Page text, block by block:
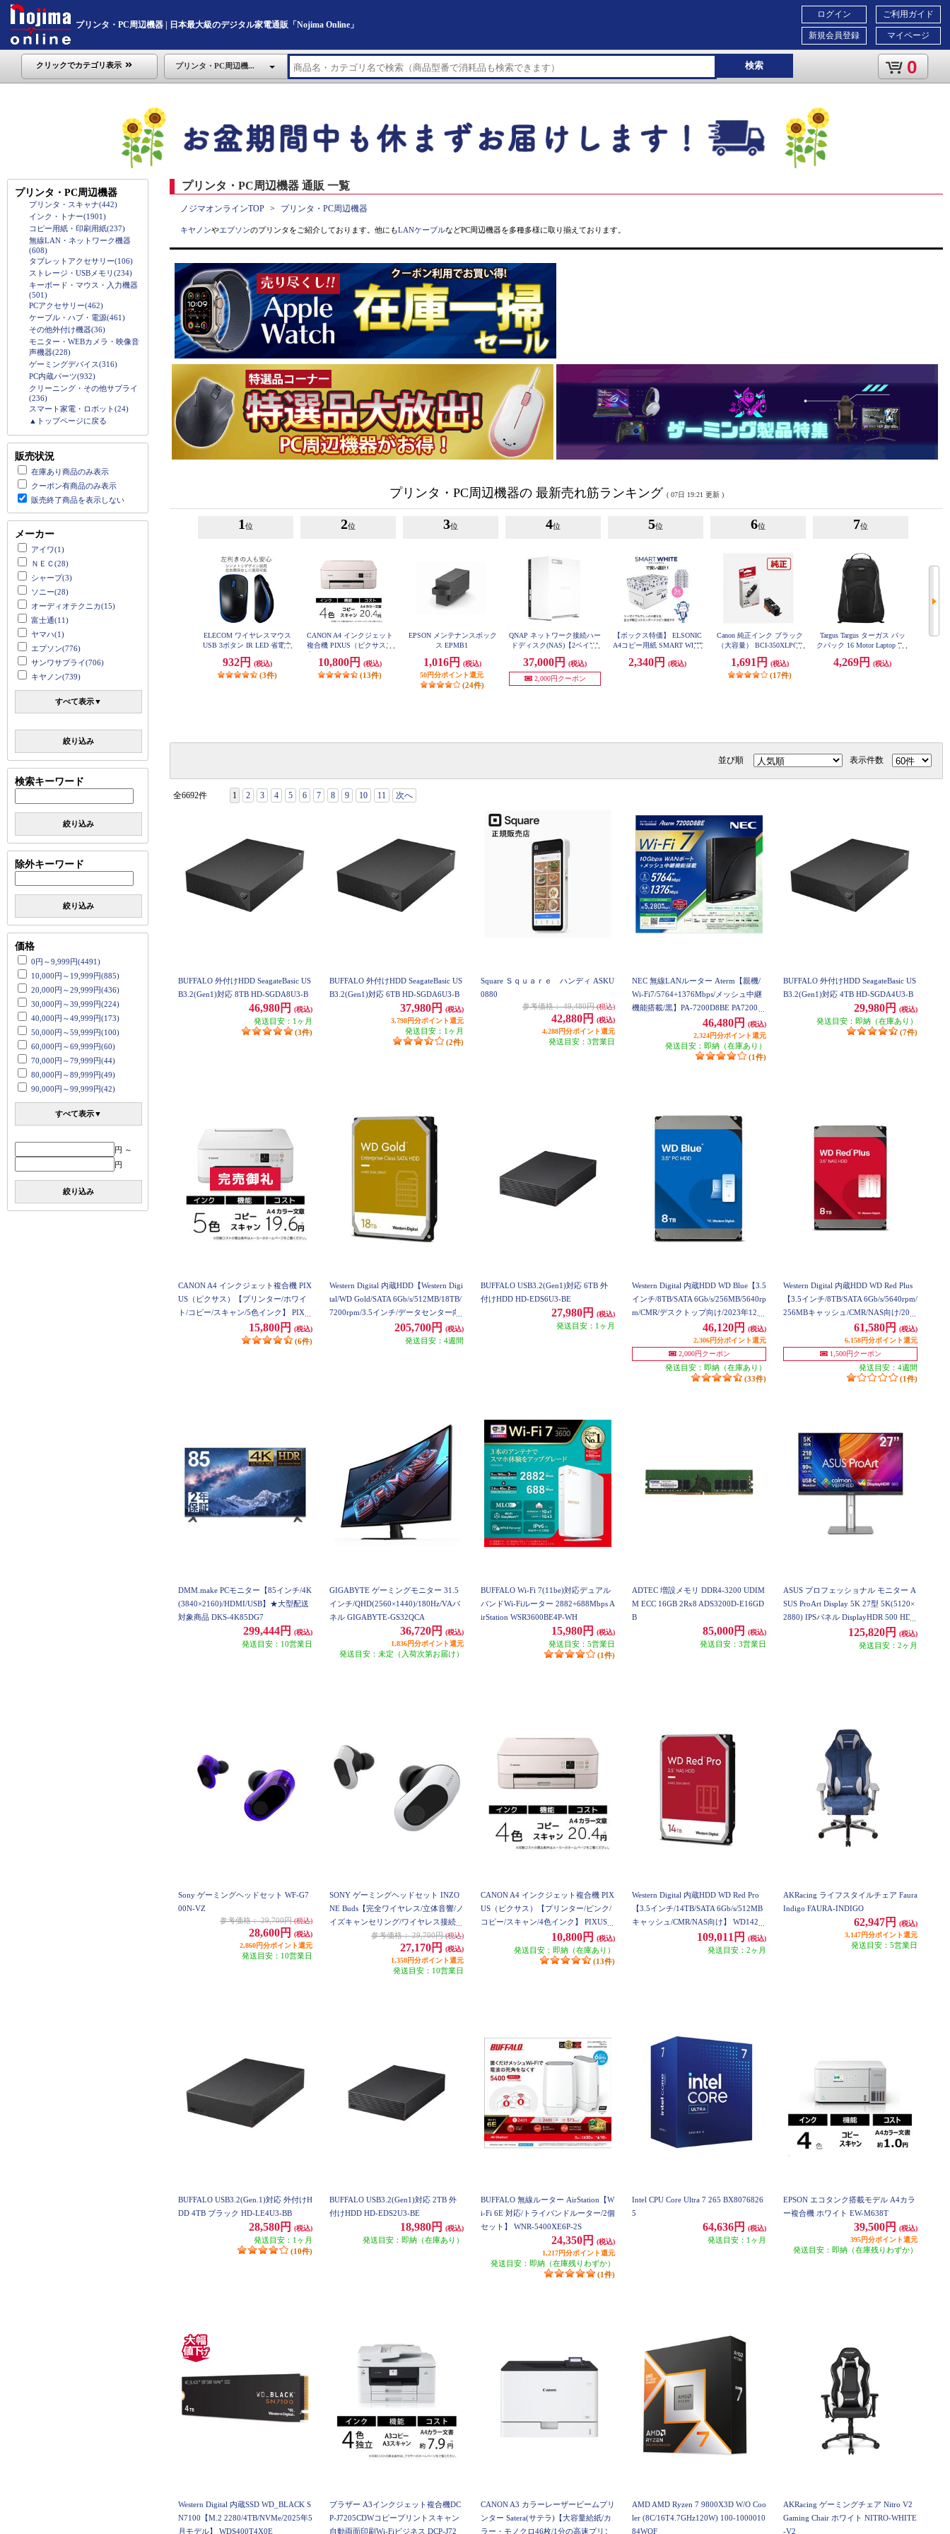
プリンタ・PC周辺機器 | 日本最大級のデジタル家電通販「Nojima Online」
ご利用ガイド
マイページ
ログイン
新規会員登録
クリックでカテゴリ表示 プリンタ・PC周辺機... 検索 0
プリンタ・PC周辺機器
プリンタ・スキャナ(442)
インク・トナー(1901)
コピー用紙・印刷用紙(237)
無線LAN・ネットワーク機器
(608)
タブレットアクセサリー(106)
ストレージ・USBメモリ(234)
キーボード・マウス・入力機器
(501)
PCアクセサリー(462)
ケーブル・ハブ・電源(461)
その他外付け機器(36)
モニター・WEBカメラ・映像音
声機器(228)
ゲーミングデバイス(316)
PC内蔵パーツ(932)
クリーニング・その他サプライ
(236)
スマート家電・ロボット(24)
▲トップページに戻る
販売状況
在庫あり商品のみ表示
クーポン有商品のみ表示
販売終了商品を表示しない
メーカー
アイワ(1)
ＮＥＣ(28)
シャープ(3)
ソニー(28)
オーディオテクニカ(15)
富士通(11)
ヤマハ(1)
エプソン(776)
サンワサプライ(706)
キヤノン(739)
すべて表示▼
絞り込み
検索キーワード
絞り込み
除外キーワード
絞り込み
価格
0円～9,999円(4491)
10,000円～19,999円(885)
20,000円～29,999円(436)
30,000円～39,999円(224)
40,000円～49,999円(173)
50,000円～59,999円(100)
60,000円～69,999円(60)
70,000円～79,999円(44)
80,000円～89,999円(49)
90,000円～99,999円(42)
すべて表示▼
円 ～
円
絞り込み
プリンタ・PC周辺機器 通販 一覧
ノジマオンラインTOP プリンタ・PC周辺機器
キヤノンやエプソンのプリンタをご紹介しております。他にもLANケーブルなどPC周辺機器を多種多様に取り揃えております。
プリンタ・PC周辺機器の 最新売れ筋ランキング ( 07日 19:21 更新 )
1 位
ELECOM ワイヤレスマウス
USB 3ボタン IR LED 省電力
ブルー M-IR07DRBU
932円 (税込)
(3件)
2位
CANON A4 インクジェット
複合機 PIXUS（ピクサス）
スキャン/4色インク】 PIXUS
TS5430PK
10,800円 (税込)
(13件)
3位
EPSON メンテナンスボック
ス EPMB1
1,016円
(税込)
50円分ポイント還元
(24件)
4位
QNAP ネットワーク接続ハー
ドディスク(NAS)【2ベイNA
ン】 TS-233
37,000円
(税込)
2,000円クーポン
5位
【ボックス特価】 ELSONIC
A4コピー用紙 SMART WHIT
14A4-5-ESET
2,340円 (税込)
6位
Canon 純正インク ブラック
（大容量） BCI-350XLPGB
1,691円 (税込)
(17件)
7位
Targus Targus ターガス バッ
クパック 16 Motor Laptop Bac
4,269円 (税込)
ASUS
並び順 表示件数
全6692件 1 2 3 4 5 6 7 8 9 10 11 次へ
BUFFALO 外付けHDD SeagateBasic US
B3.2(Gen1)対応 8TB HD-SGDA8U3-B
46,980円 (税込)
発送目安：1ヶ月
(3件)
BUFFALO 外付けHDD SeagateBasic US
B3.2(Gen1)対応 6TB HD-SGDA6U3-B
37,980円
(税込)
3,798円分ポイント還元
発送目安：1ヶ月
(2件)
Square Ｓｑｕａｒｅ ハンディ ASKU
0880
参考価格： 49,480円(税込)
42,880円
(税込)
4,288円分ポイント還元
発送目安：3営業日
NEC 無線LANルーター Aterm【親機/
Wi-Fi7/5764+1376Mbps/メッシュ中継
機能搭載/黒】PA-7200D8BE PA7200D
46,480円
(税込)
2,324円分ポイント還元
発送目安：即納（在庫あり）
(1件)
BUFFALO 外付けHDD SeagateBasic US
B3.2(Gen1)対応 4TB HD-SGDA4U3-B
29,980円 (税込)
発送目安：即納（在庫あり）
(7件)
CANON A4 インクジェット複合機 PIX
US（ピクサス）【プリンター/ホワイ
ト/コピー/スキャン/5色インク】 PIXU
15,800円 (税込)
(6件)
Western Digital 内蔵HDD【Western Digi
tal/WD Gold/SATA 6Gb/s/512MB/18TB/
7200rpm/3.5インチ/データセンター向
205,700円 (税込)
発送目安：4週間
BUFFALO USB3.2(Gen1)対応 6TB 外
付けHDD HD-EDS6U3-BE
27,980円 (税込)
発送目安：1ヶ月
Western Digital 内蔵HDD WD Blue【3.5
インチ/8TB/SATA 6Gb/s/256MB/5640rp
m/CMR/デスクトップ向け/2023年12月
モデル】 WD80EAAZ46,120円
(税込)
2,306円分ポイント還元
2,000円クーポン
発送目安：即納（在庫あり）
(33件)
Western Digital 内蔵HDD WD Red Plus
【3.5インチ/8TB/SATA 6Gb/s/5640rpm/
256MBキャッシュ/CMR/NAS向け/202
3年12月モデル】 WD80EFPX
61,580円
(税込)
6,158円分ポイント還元
1,500円クーポン
発送目安：4週間
(1件)
DMM.make PCモニター【85インチ/4K
(3840×2160)/HDMI/USB】★大型配送
対象商品 DKS-4K85DG7
299,444円 (税込)
発送目安：10営業日
GIGABYTE ゲーミングモニター 31.5
インチ/QHD(2560×1440)/180Hz/VAパ
ネル GIGABYTE-GS32QCA
36,720円
(税込)
1,836円分ポイント還元
発送目安：未定（入荷次第お届け）
BUFFALO Wi-Fi 7(11be)対応デュアル
バンドWi-Fiルーター 2882+688Mbps A
irStation WSR3600BE4P-WH
15,980円 (税込)
発送目安：5営業日
(1件)
ADTEC 増設メモリ DDR4-3200 UDIM
M ECC 16GB 2Rx8 ADS3200D-E16GD
B
85,000円 (税込)
発送目安：3営業日
ASUS プロフェッショナル モニター A
SUS ProArt Display 5K 27型 5K(5120×
2880) IPSパネル DisplayHDR 500 HD
MI×1 DP×1 USB-C×1 国内正規品 3年
125,820円 (税込)
発送目安：2ヶ月
Sony ゲーミングヘッドセット WF-G7
00N-VZ
参考価格： 29,700円(税込)
28,600円
(税込)
2,860円分ポイント還元
発送目安：10営業日
SONY ゲーミングヘッドセット INZO
NE Buds【完全ワイヤレス/立体音響/ノ
イズキャンセリング/ワイヤレス接続/
低遅延2.4Ghz/急速充電対応/ホワイ
参考価格： 29,700円(税込)
27,170円
(税込)
1,358円分ポイント還元
発送目安：10営業日
CANON A4 インクジェット複合機 PIX
US（ピクサス）【プリンター/ピンク/
コピー/スキャン/4色インク】 PIXUST
10,800円 (税込)
発送目安：即納（在庫あり）
(13件)
Western Digital 内蔵HDD WD Red Pro
【3.5インチ/14TB/SATA 6Gb/s/512MB
キャッシュ/CMR/NAS向け】 WD142K
109,011円 (税込)
発送目安：2ヶ月
AKRacing ライフスタイルチェア Faura
Indigo FAURA-INDIGO
62,947円
(税込)
3,147円分ポイント還元
発送目安：5営業日
BUFFALO USB3.2(Gen.1)対応 外付けH
DD 4TB ブラック HD-LE4U3-BB
28,580円 (税込)
発送目安：1ヶ月
(10件)
BUFFALO USB3.2(Gen1)対応 2TB 外
付けHDD HD-EDS2U3-BE
18,980円 (税込)
発送目安：即納（在庫あり）
BUFFALO 無線ルーター AirStation【W
i-Fi 6E 対応/トライバンドルーター/2個
セット】 WNR-5400XE6P-2S
24,350円
(税込)
1,217円分ポイント還元
発送目安：即納（在庫残りわずか）
(1件)
Intel CPU Core Ultra 7 265 BX8076826
5
64,636円 (税込)
発送目安：1ヶ月
EPSON エコタンク搭載モデル A4カラ
ー複合機 ホワイト EW-M638T
39,500円
(税込)
395円分ポイント還元
発送目安：即納（在庫残りわずか）
Western Digital 内蔵SSD WD_BLACK S
N7100【M.2 2280/4TB/NVMe/2025年5
月モデル】 WDS400T4X0E
ブラザー A3インクジェット複合機DC
P-J7205CDWコピープリントスキャン
自動両面印刷Wi-Fiビジネス DCP-J720
CANON A3 カラーレーザービームプリ
ンター Satera(サテラ)【大容量給紙/カ
ラー・モノクロ46枚/1分の高速プリン
AMD AMD Ryzen 7 9800X3D W/O Coo
ler (8C/16T4.7GHz120W) 100-1000010
84WOF
AKRacing ゲーミングチェア Nitro V2
Gaming Chair ホワイト NITRO-WHITE
-V2